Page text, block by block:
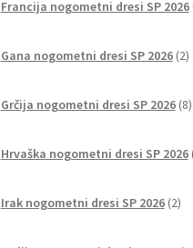
Francija nogometni dresi SP 2026
Gana nogometni dresi SP 2026 2
Grčija nogometni dresi SP 2026 8
Hrvaška nogometni dresi SP 2026
Irak nogometni dresi SP 2026 2